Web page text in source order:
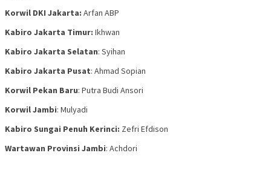
Korwil DKI Jakarta: Arfan ABP
Kabiro Jakarta Timur: Ikhwan
Kabiro Jakarta Selatan: Syihan
Kabiro Jakarta Pusat: Ahmad Sopian
Korwil Pekan Baru: Putra Budi Ansori
Korwil Jambi: Mulyadi
Kabiro Sungai Penuh Kerinci: Zefri Efdison
Wartawan Provinsi Jambi: Achdori